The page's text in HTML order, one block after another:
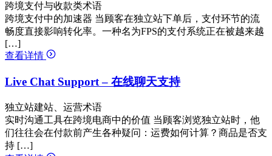
跨境支付与收款类术语
跨境支付中的加速器 当顾客在独立站下单后，支付环节的流
畅度直接影响转化率。一种名为FPS的支付系统正在被越来越
[…]
查看详情
Live Chat Support – 在线聊天支持
独立站建站、运营术语
实时沟通工具在跨境电商中的价值 当顾客浏览独立站时，他
们往往会在付款前产生各种疑问：运费如何计算？商品是否支
持 […]